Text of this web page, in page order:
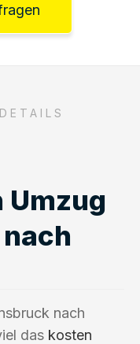
Umzug
nach
das kosten